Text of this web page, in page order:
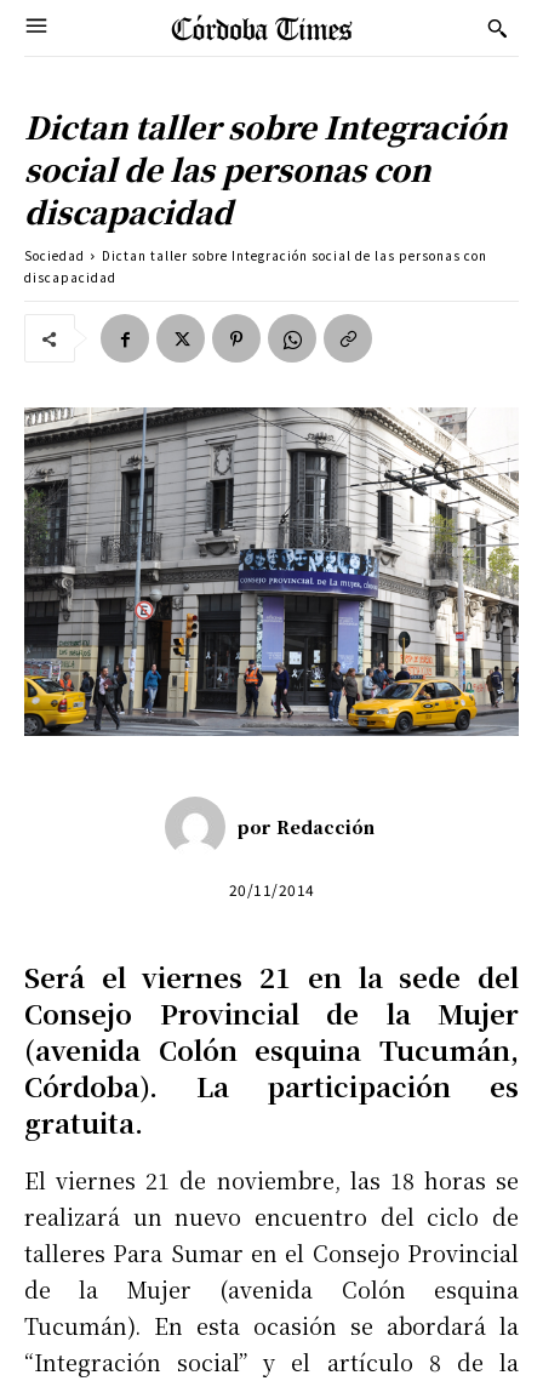
Dictan taller sobre Integración
social de las personas con
discapacidad
Sociedad
Dictan taller sobre Integración social de las personas con
discapacidad
por Redacción
20/11/2014
Será el viernes 21 en la sede del
Consejo Provincial de la Mujer
(avenida Colón esquina Tucumán,
Córdoba). La participación es
gratuita.
El viernes 21 de noviembre, las 18 horas se
realizará un nuevo encuentro del ciclo de
talleres Para Sumar en el Consejo Provincial
de la Mujer (avenida Colón esquina
Tucumán). En esta ocasión se abordará la
“Integración social” y el artículo 8 de la